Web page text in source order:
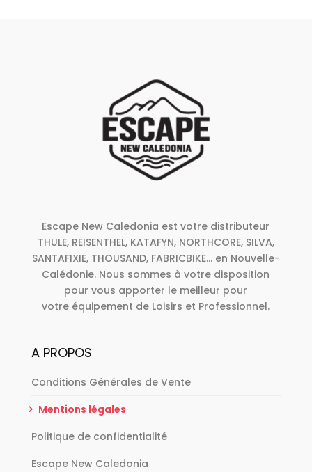
Escape New Caledonia est votre distributeur
THULE, REISENTHEL, KATAFYN, NORTHCORE, SILVA,
SANTAFIXIE, THOUSAND, FABRICBIKE... en Nouvelle-
Calédonie. Nous sommes à votre disposition
pour vous apporter le meilleur pour
votre équipement de Loisirs et Professionnel.
A PROPOS
Conditions Générales de Vente
Mentions légales
Politique de confidentialité
Escape New Caledonia